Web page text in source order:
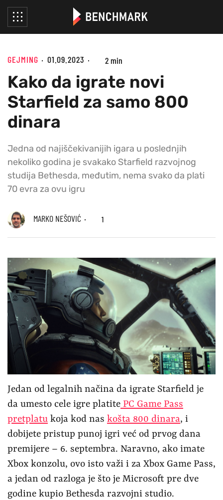
GEJMING 01.09.2023 2 min
Kako da igrate novi
Starfield za samo 800
dinara
Jedna od najiščekivanijih igara u poslednjih
nekoliko godina je svakako Starfield razvojnog
studija Bethesda, međutim, nema svako da plati
70 evra za ovu igru
MARKO NEŠOVIĆ 1
Jedan od legalnih načina da igrate Starfield je
da umesto cele igre platite PC Game Pass
pretplatu koja kod nas košta 800 dinara, i
dobijete pristup punoj igri već od prvog dana
premijere – 6. septembra. Naravno, ako imate
Xbox konzolu, ovo isto važi i za Xbox Game Pass,
a jedan od razloga je što je Microsoft pre dve
godine kupio Bethesda razvojni studio.